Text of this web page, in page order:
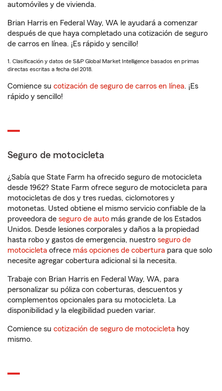
automóviles y de vivienda.
Brian Harris en Federal Way, WA le ayudará a comenzar
después de que haya completado una cotización de seguro
de carros en línea. ¡Es rápido y sencillo!
1. Clasificación y datos de S&P Global Market Intelligence basados en primas
directas escritas a fecha del 2018.
Comience su cotización de seguro de carros en línea. ¡Es
rápido y sencillo!
Seguro de motocicleta
¿Sabía que State Farm ha ofrecido seguro de motocicleta
desde 1962? State Farm ofrece seguro de motocicleta para
motocicletas de dos y tres ruedas, ciclomotores y
motonetas. Usted obtiene el mismo servicio confiable de la
proveedora de seguro de auto más grande de los Estados
Unidos. Desde lesiones corporales y daños a la propiedad
hasta robo y gastos de emergencia, nuestro seguro de
motocicleta ofrece más opciones de cobertura para que solo
necesite agregar cobertura adicional si la necesita.
Trabaje con Brian Harris en Federal Way, WA, para
personalizar su póliza con coberturas, descuentos y
complementos opcionales para su motocicleta. La
disponibilidad y la elegibilidad pueden variar.
Comience su cotización de seguro de motocicleta hoy
mismo.